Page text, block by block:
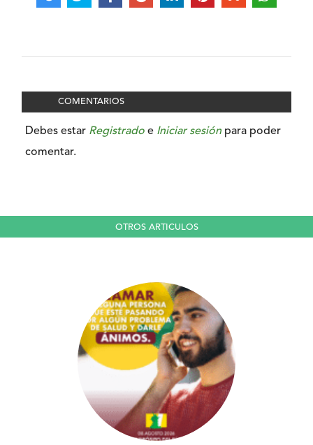
COMENTARIOS
Debes estar Registrado e Iniciar sesión para poder
comentar.
OTROS ARTICULOS